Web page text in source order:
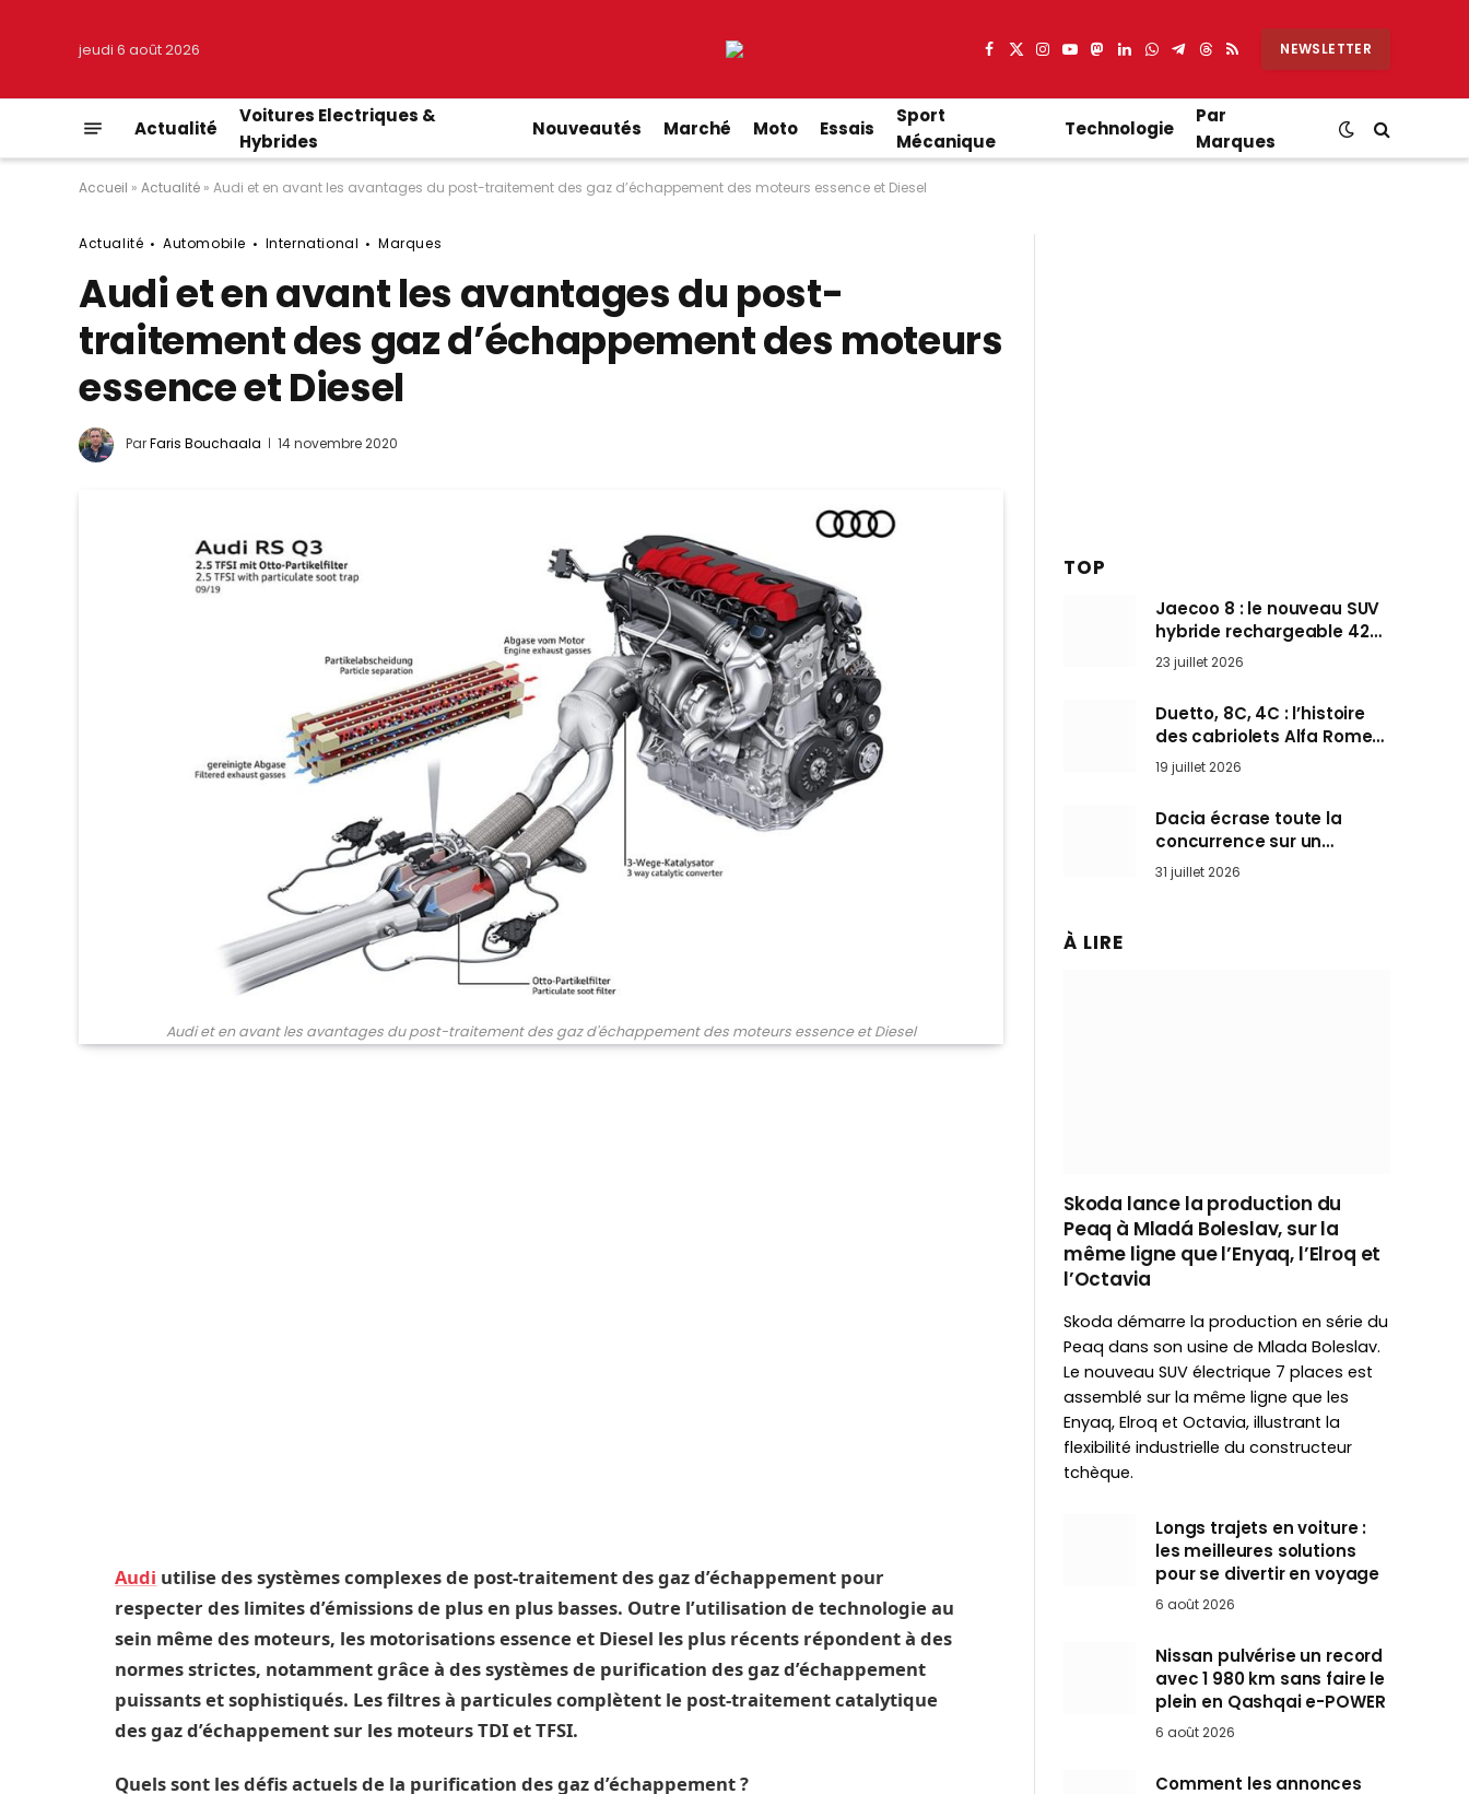
jeudi 6 août 2026 Facebook
X
Instagram
YouTube
Mastodon
LinkedIn
WhatsApp
Partager
Telegram
Threads
RSS NEWSLETTER
Actualité
Voitures Electriques &
Hybrides
Nouveautés Marché Moto Essais
Sport
Mécanique
Technologie
Par
Marques
Accueil » Actualité » Audi et en avant les avantages du post-traitement des gaz d’échappement des moteurs essence et Diesel
Actualité Automobile International Marques
Audi et en avant les avantages du post-
traitement des gaz d’échappement des moteurs
essence et Diesel
ParFaris Bouchaala 14 novembre 2020
Audi et en avant les avantages du post-traitement des gaz d'échappement des moteurs essence et Diesel
Audi utilise des systèmes complexes de post-traitement des gaz d’échappement pour
respecter des limites d’émissions de plus en plus basses. Outre l’utilisation de technologie au
sein même des moteurs, les motorisations essence et Diesel les plus récents répondent à des
normes strictes, notamment grâce à des systèmes de purification des gaz d’échappement
puissants et sophistiqués. Les filtres à particules complètent le post-traitement catalytique
des gaz d’échappement sur les moteurs TDI et TFSI.
Quels sont les défis actuels de la purification des gaz d’échappement ?
TOP
Jaecoo 8 : le nouveau SUV
hybride rechargeable 428
ch qui vise l’Audi Q7 arrive
en Europe cet automne
23 juillet 2026
Duetto, 8C, 4C : l’histoire
des cabriolets Alfa Romeo,
ces Spider qui ont défini
l’art de rouler cheveux au
vent
19 juillet 2026
Dacia écrase toute la
concurrence sur un
marché où personne ne
l’attendait
31 juillet 2026
À LIRE
Skoda lance la production du
Peaq à Mladá Boleslav, sur la
même ligne que l’Enyaq, l’Elroq et
l’Octavia
Skoda démarre la production en série du
Peaq dans son usine de Mlada Boleslav.
Le nouveau SUV électrique 7 places est
assemblé sur la même ligne que les
Enyaq, Elroq et Octavia, illustrant la
flexibilité industrielle du constructeur
tchèque.
Longs trajets en voiture :
les meilleures solutions
pour se divertir en voyage
6 août 2026
Nissan pulvérise un record
avec 1 980 km sans faire le
plein en Qashqai e-POWER
6 août 2026
Comment les annonces